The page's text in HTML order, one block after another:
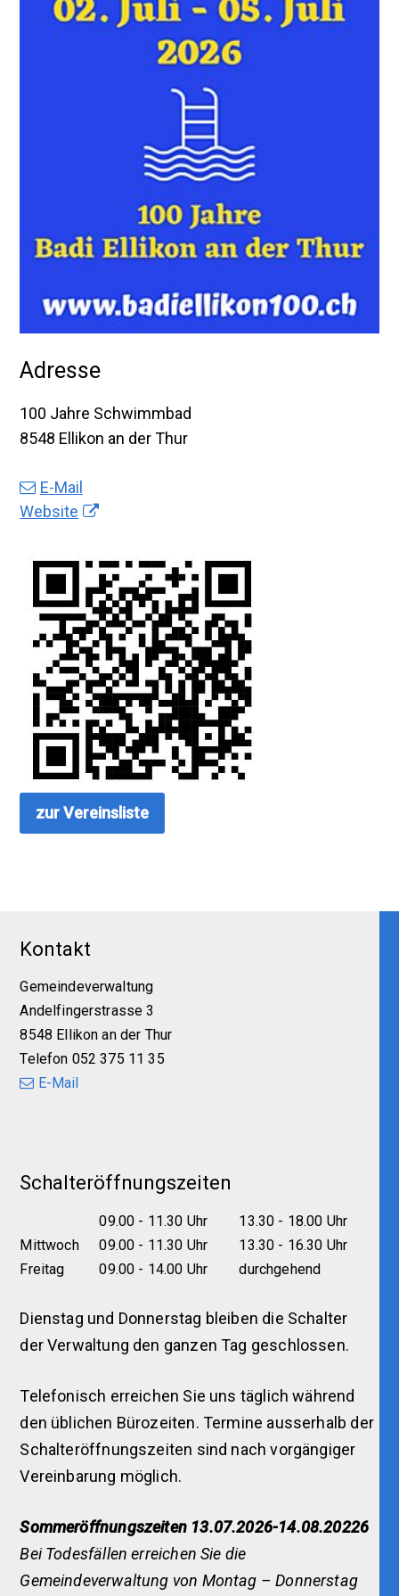
Adresse
100 Jahre Schwimmbad
8548 Ellikon an der Thur
E-Mail
Website
zur Vereinsliste
Kontakt
Gemeindeverwaltung
Andelfingerstrasse 3
8548 Ellikon an der Thur
Telefon 052 375 11 35
E-Mail
Schalteröffnungszeiten
09.00 - 11.30 Uhr
13.30 - 18.00 Uhr
Mittwoch
09.00 - 11.30 Uhr
13.30 - 16.30 Uhr
Freitag
09.00 - 14.00 Uhr durchgehend
Dienstag und Donnerstag bleiben die Schalter
der Verwaltung den ganzen Tag geschlossen.
Telefonisch erreichen Sie uns täglich während
den üblichen Bürozeiten. Termine ausserhalb der
Schalteröffnungszeiten sind nach vorgängiger
Vereinbarung möglich.
Sommeröffnungszeiten 13.07.2026-14.08.20226
Bei Todesfällen erreichen Sie die
Gemeindeverwaltung von Montag – Donnerstag